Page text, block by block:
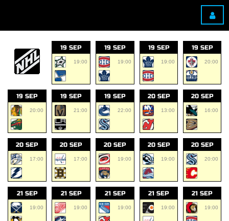
19 SEP
19:00
19 SEP
19:00
19 SEP
19:00
19 SEP
20:00
19 SEP
20:00
19 SEP
21:00
19 SEP
22:00
20 SEP
13:00
20 SEP
16:00
20 SEP
17:00
20 SEP
17:00
20 SEP
19:00
20 SEP
19:00
20 SEP
20:00
21 SEP
19:00
21 SEP
19:00
21 SEP
19:00
21 SEP
19:00
21 SEP
19:00